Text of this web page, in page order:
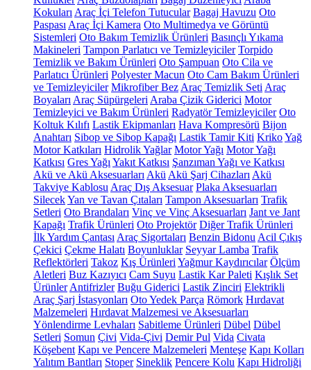
Kokuları Araç İçi Telefon Tutucular Bagaj Havuzu Oto
Paspası Araç İçi Kamera Oto Multimedya ve Görüntü
Sistemleri Oto Bakım Temizlik Ürünleri Basınçlı Yıkama
Makineleri Tampon Parlatıcı ve Temizleyiciler Torpido
Temizlik ve Bakım Ürünleri Oto Şampuan Oto Cila ve
Parlatıcı Ürünleri Polyester Macun Oto Cam Bakım Ürünleri
ve Temizleyiciler Mikrofiber Bez Araç Temizlik Seti Araç
Boyaları Araç Süpürgeleri Araba Çizik Giderici Motor
Temizleyici ve Bakım Ürünleri Radyatör Temizleyiciler Oto
Koltuk Kılıfı Lastik Ekipmanları Hava Kompresörü Bijon
Anahtarı Sibop ve Sibop Kapağı Lastik Tamir Kiti KrikoYağ
Motor Katkıları Hidrolik Yağlar Motor Yağı Motor Yağı
Katkısı Gres Yağı Yakıt Katkısı Şanzıman Yağı ve Katkısı
Akü ve Akü Aksesuarları Akü Akü Şarj Cihazları Akü
Takviye Kablosu Araç Dış Aksesuar Plaka Aksesuarları
SilecekYan ve Tavan Çıtaları Tampon Aksesuarları Trafik
Setleri Oto Brandaları Vinç ve Vinç Aksesuarları Jant ve Jant
Kapağı Trafik Ürünleri Oto Projektör Diğer Trafik Ürünleri
İlk Yardım Çantası Araç Sigortaları Benzin Bidonu Acil Çıkış
Çekici Çekme Halatı Boyunluklar Seyyar Lamba Trafik
Reflektörleri Takoz Kış Ürünleri Yağmur Kaydırıcılar Ölçüm
Aletleri Buz Kazıyıcı Cam Suyu Lastik Kar Paleti Kışlık Set
Ürünler Antifrizler Buğu Giderici Lastik Zinciri Elektrikli
Araç Şarj İstasyonları Oto Yedek Parça Römork Hırdavat
Malzemeleri Hırdavat Malzemesi ve Aksesuarları
Yönlendirme Levhaları Sabitleme Ürünleri Dübel Dübel
Setleri Somun Çivi Vida-Çivi Demir Pul Vida Civata
Köşebent Kapı ve Pencere Malzemeleri Menteşe Kapı Kolları
Yalıtım Bantları Stoper Sineklik Pencere Kolu Kapı Hidroliği